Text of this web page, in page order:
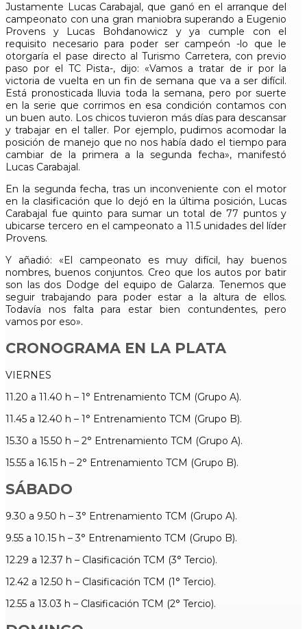
Justamente Lucas Carabajal, que ganó en el arranque del
campeonato con una gran maniobra superando a Eugenio
Provens y Lucas Bohdanowicz y ya cumple con el
requisito necesario para poder ser campeón -lo que le
otorgaría el pase directo al Turismo Carretera, con previo
paso por el TC Pista-, dijo: «Vamos a tratar de ir por la
victoria de vuelta en un fin de semana que va a ser difícil.
Está pronosticada lluvia toda la semana, pero por suerte
en la serie que corrimos en esa condición contamos con
un buen auto. Los chicos tuvieron más días para descansar
y trabajar en el taller. Por ejemplo, pudimos acomodar la
posición de manejo que no nos había dado el tiempo para
cambiar de la primera a la segunda fecha», manifestó
Lucas Carabajal.
En la segunda fecha, tras un inconveniente con el motor
en la clasificación que lo dejó en la última posición, Lucas
Carabajal fue quinto para sumar un total de 77 puntos y
ubicarse tercero en el campeonato a 11.5 unidades del líder
Provens.
Y añadió: «El campeonato es muy difícil, hay buenos
nombres, buenos conjuntos. Creo que los autos por batir
son las dos Dodge del equipo de Galarza. Tenemos que
seguir trabajando para poder estar a la altura de ellos.
Todavía nos falta para estar bien contundentes, pero
vamos por eso».
CRONOGRAMA EN LA PLATA
VIERNES
11.20 a 11.40 h – 1° Entrenamiento TCM (Grupo A).
11.45 a 12.40 h – 1° Entrenamiento TCM (Grupo B).
15.30 a 15.50 h – 2° Entrenamiento TCM (Grupo A).
15.55 a 16.15 h – 2° Entrenamiento TCM (Grupo B).
SÁBADO
9.30 a 9.50 h – 3° Entrenamiento TCM (Grupo A).
9.55 a 10.15 h – 3° Entrenamiento TCM (Grupo B).
12.29 a 12.37 h – Clasificación TCM (3° Tercio).
12.42 a 12.50 h – Clasificación TCM (1° Tercio).
12.55 a 13.03 h – Clasificación TCM (2° Tercio).